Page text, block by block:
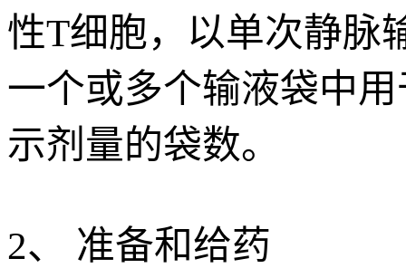
性T细胞，以单次静脉
一个或多个输液袋中
示剂量的袋数。
2、 准备和给药